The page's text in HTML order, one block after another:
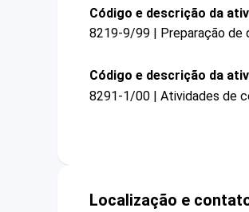
Código e descrição da
8219-9/99 | Preparação de
Código e descrição da
8291-1/00 | Atividades de
Localização e